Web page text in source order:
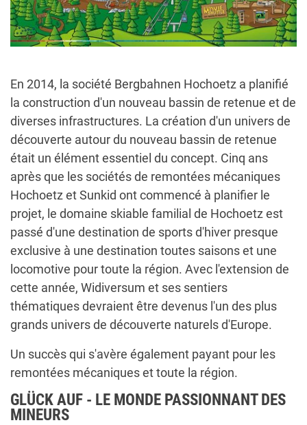
En 2014, la société Bergbahnen Hochoetz a planifié
la construction d'un nouveau bassin de retenue et de
diverses infrastructures. La création d'un univers de
découverte autour du nouveau bassin de retenue
était un élément essentiel du concept. Cinq ans
après que les sociétés de remontées mécaniques
Hochoetz et Sunkid ont commencé à planifier le
projet, le domaine skiable familial de Hochoetz est
passé d'une destination de sports d'hiver presque
exclusive à une destination toutes saisons et une
locomotive pour toute la région. Avec l'extension de
cette année, Widiversum et ses sentiers
thématiques devraient être devenus l'un des plus
grands univers de découverte naturels d'Europe.
Un succès qui s'avère également payant pour les
remontées mécaniques et toute la région.
GLÜCK AUF - LE MONDE PASSIONNANT DES
MINEURS